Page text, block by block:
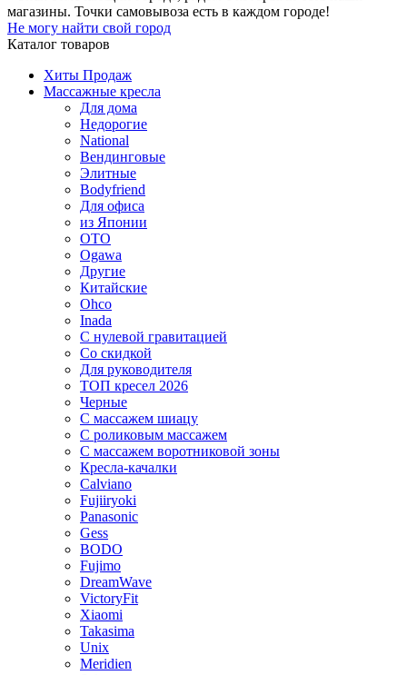
магазины. Точки самовывоза есть в каждом городе!
Не могу найти свой город
Каталог товаров
Хиты Продаж
Массажные кресла
Для дома
Недорогие
National
Вендинговые
Элитные
Bodyfriend
Для офиса
из Японии
OTO
Ogawa
Другие
Китайские
Ohco
Inada
С нулевой гравитацией
Со скидкой
Для руководителя
ТОП кресел 2026
Черные
С массажем шиацу
С роликовым массажем
С массажем воротниковой зоны
Кресла-качалки
Calviano
Fujiiryoki
Panasonic
Gess
BODO
Fujimo
DreamWave
VictoryFit
Xiaomi
Takasima
Unix
Meridien